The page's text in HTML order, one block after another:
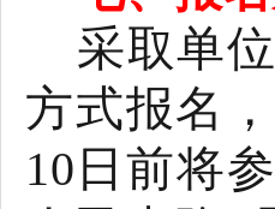
采取单
方式报名
10 日前将